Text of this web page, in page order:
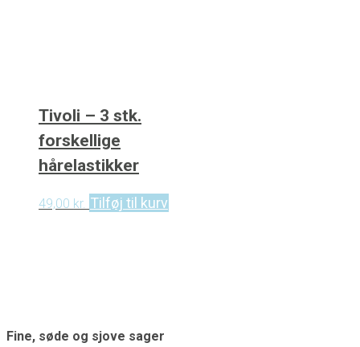
Tivoli – 3 stk.
forskellige
hårelastikker
49,00 kr. Tilføj til kurv
Fine, søde og sjove sager